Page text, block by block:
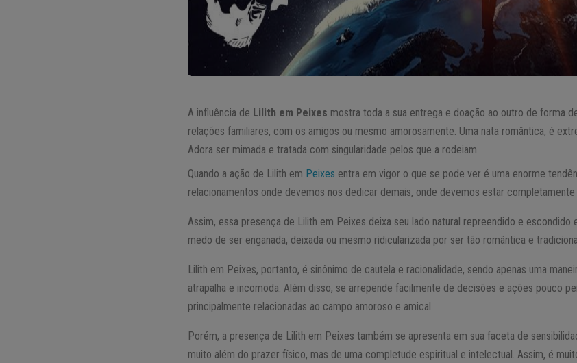
A influência de Lilith em Peixes mostra toda a sua entrega e doação ao outro de forma
relações familiares, com os amigos ou mesmo amorosamente. Uma nata romântica, é
Adora ser mimada e tratada com singularidade pelos que a rodeiam.
Quando a ação de Lilith em Peixes entra em vigor o que se pode ver é uma enorme
relacionamentos onde devemos nos dedicar demais, onde devemos estar completamente
Assim, essa presença de Lilith em Peixes deixa seu lado natural repreendido e escondido
medo de ser enganada, deixada ou mesmo ridicularizada por ser tão romântica e
Lilith em Peixes, portanto, é sinônimo de cautela e racionalidade, sendo apenas uma
atrapalha e incomoda. Além disso, se arrepende facilmente de decisões e ações pouco
principalmente relacionadas ao campo amoroso e amical.
Porém, a presença de Lilith em Peixes também se apresenta em sua faceta de
muito além do prazer físico, mas de uma completude espiritual e intelectual. Assim, é